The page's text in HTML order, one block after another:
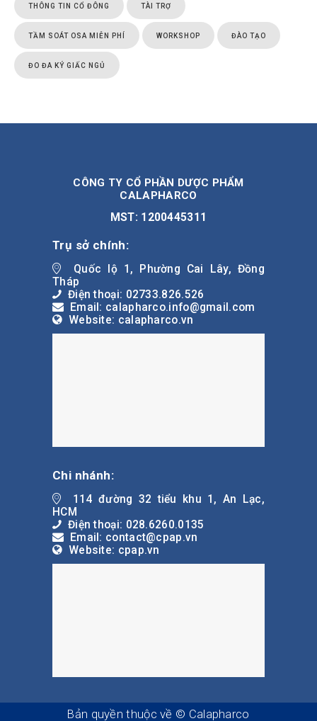
THÔNG TIN CỔ ĐÔNG TÀI TRỢ
TẦM SOÁT OSA MIỄN PHÍ WORKSHOP ĐÀO TẠO
ĐO ĐA KÝ GIẤC NGỦ
CÔNG TY CỔ PHẦN DƯỢC PHẨM
CALAPHARCO
MST: 1200445311
Trụ sở chính:
Quốc lộ 1, Phường Cai Lây, Đồng
Tháp
Điện thoại: 02733.826.526
Email: calapharco.info@gmail.com
Website: calapharco.vn
Chi nhánh:
114 đường 32 tiểu khu 1, An Lạc,
HCM
Điện thoại: 028.6260.0135
Email: contact@cpap.vn
Website: cpap.vn
Bản quyền thuộc về © Calapharco